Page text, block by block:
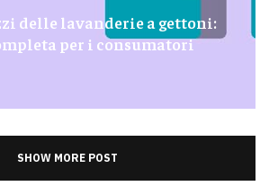
delle lavanderie a gettoni:
per i consumatori
SHOW MORE POST